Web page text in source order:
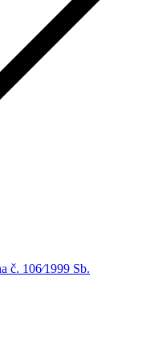
č. 106⁄1999 Sb.